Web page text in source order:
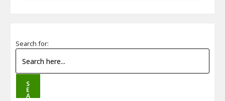
Search for:
S
E
A